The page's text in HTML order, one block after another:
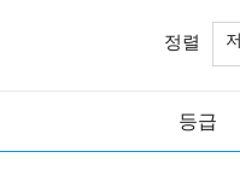
정렬
등급